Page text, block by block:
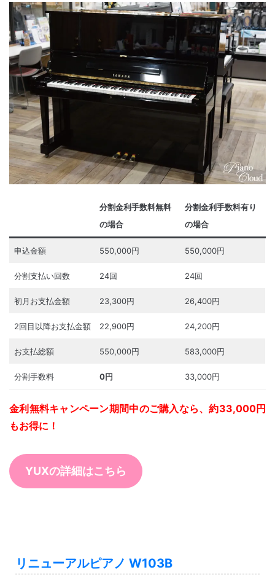
分割金利手数料無料
の場合
分割金利手数料有り
の場合
申込金額 550,000円 550,000円
分割支払い回数 24回 24回
初月お支払金額 23,300円 26,400円
2回目以降お支払金額 22,900円 24,200円
お支払総額 550,000円 583,000円
分割手数料 0円 33,000円
金利無料キャンペーン期間中のご購入なら、約33,000円
もお得に！
YUXの詳細はこちら
リニューアルピアノ W103B